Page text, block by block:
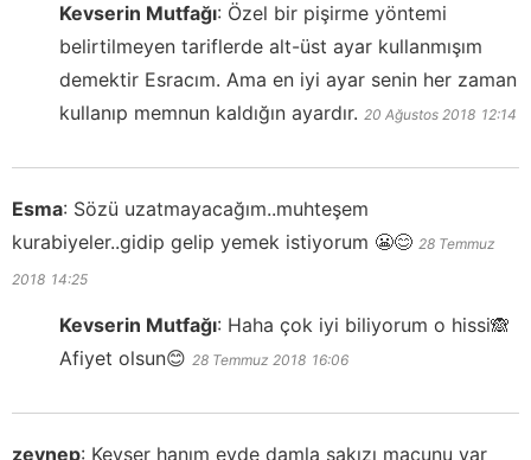
Kevserin Mutfağı: Özel bir pişirme yöntemi
belirtilmeyen tariflerde alt-üst ayar kullanmışım
demektir Esracım. Ama en iyi ayar senin her zaman
kullanıp memnun kaldığın ayardır. 20 Ağustos 2018 12:14
Esma: Sözü uzatmayacağım..muhteşem
kurabiyeler..gidip gelip yemek istiyorum 😬😊 28 Temmuz
2018 14:25
Kevserin Mutfağı: Haha çok iyi biliyorum o hissi🙈
Afiyet olsun😊 28 Temmuz 2018 16:06
zeynep: Kevser hanım evde damla sakızı macunu var